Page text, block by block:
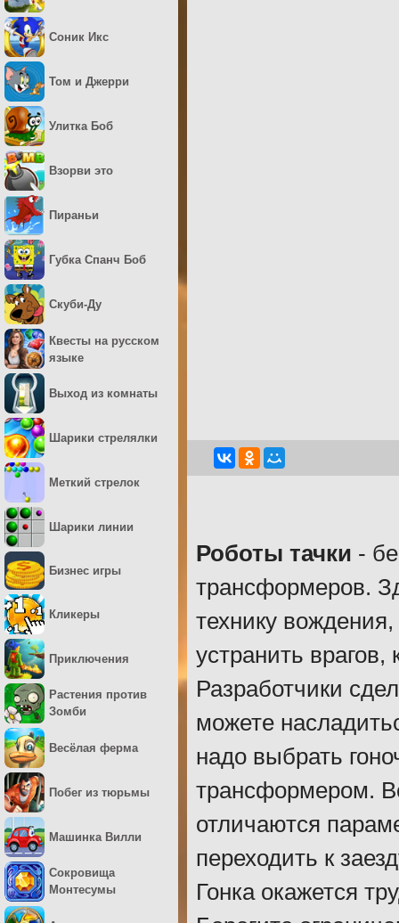
Роботы тачки -
трансформеров.
технику
устранить
Разработчики
можете
надо выбрать
трансформером.
отличаются
переходить к
Гонка окажется
Соник Икс
Том и Джерри
Улитка Боб
Взорви это
Пираньи
Губка Спанч Боб
Скуби-Ду
Квесты на русском
языке
Выход из комнаты
Шарики стрелялки
Меткий стрелок
Шарики линии
Бизнес игры
Кликеры
Приключения
Растения против
Зомби
Весёлая ферма
Побег из тюрьмы
Машинка Вилли
Сокровища
Монтесумы